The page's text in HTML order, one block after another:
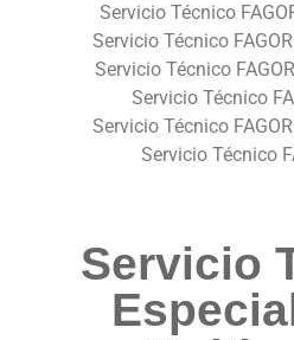
Servicio Técnico
Servicio Técnico
Servicio Técnico
Servicio Técnico
Servicio Técnico
Servicio Técnico
Servicio